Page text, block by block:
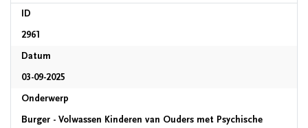
ID
2961
Datum
03-09-2025
Onderwerp
Burger - Volwassen Kinderen van Ouders met Psychische